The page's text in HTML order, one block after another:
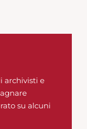
archivisti e
su alcuni